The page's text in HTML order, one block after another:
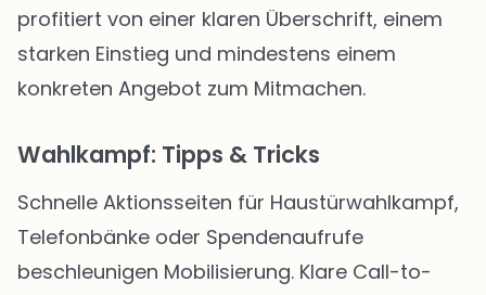
profitiert von einer klaren Überschrift, einem
starken Einstieg und mindestens einem
konkreten Angebot zum Mitmachen.
Wahlkampf: Tipps & Tricks
Schnelle Aktionsseiten für Haustürwahlkampf,
Telefonbänke oder Spendenaufrufe
beschleunigen Mobilisierung. Klare Call-to-